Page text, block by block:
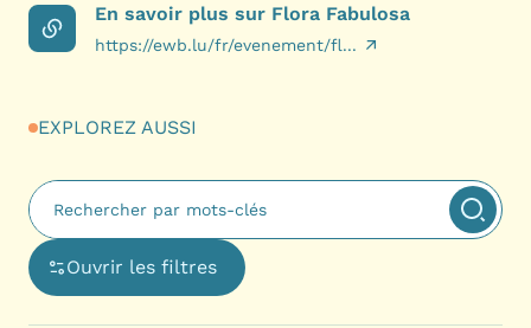
En savoir plus sur Flora Fabulosa
https://ewb.lu/fr/evenement/fl...
EXPLOREZ AUSSI
Fulltext search
Ouvrir les filtres